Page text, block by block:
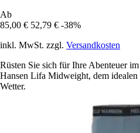
Ab
85,00 € 52,79 € -38%
inkl. MwSt. zzgl. Versandkosten
Rüsten Sie sich für Ihre Abenteuer
Hansen Lifa Midweight, dem
Wetter.